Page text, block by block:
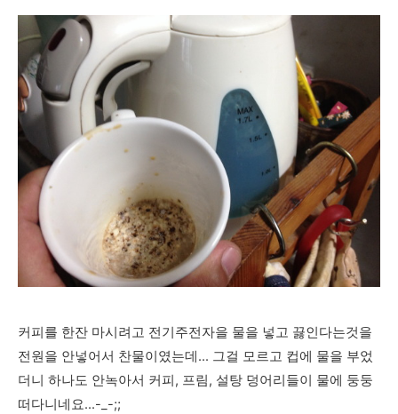
커피를 한잔 마시려고 전기주전자을 물을 넣고 끓인다는것을
전원을 안넣어서 찬물이였는데... 그걸 모르고 컵에 물을 부었
더니 하나도 안녹아서 커피, 프림, 설탕 덩어리들이 물에 둥둥
떠다니네요...-_-;;